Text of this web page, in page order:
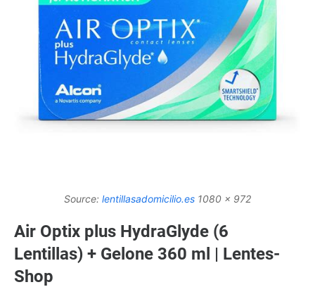
Source: lentillasadomicilio.es 1080 x 972
Air Optix plus HydraGlyde (6
Lentillas) + Gelone 360 ml | Lentes-
Shop